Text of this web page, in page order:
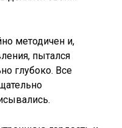
методичен и,
пытался
глубоко. Все